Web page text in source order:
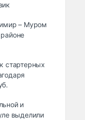
– Муром
стартерных
и
выделили